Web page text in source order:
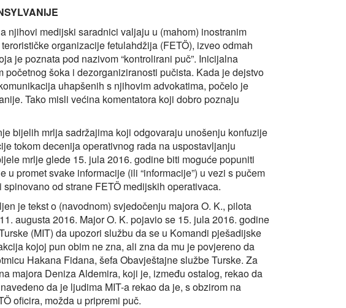
njihovi medijski saradnici valjaju u (mahom) inostranim
organizacije fetulahdžija (FETÖ), izveo odmah
je poznata pod nazivom “kontrolirani puč”. Inicijalna
šoka i dezorganiziranosti pučista. Kada je dejstvo
uhapšenih s njihovim advokatima, počelo je
Tako misli većina komentatora koji dobro poznaju
bijelih mrlja sadržajima koji odgovaraju unošenju konfuzije
tokom decenija operativnog rada na uspostavljanju
mrlje glede 15. jula 2016. godine biti moguće popuniti
promet svake informacije (ili “informacije”) u vezi s pučem
od strane FETÖ medijskih operativaca.
je tekst o (navodnom) svjedočenju majora O. K., pilota
augusta 2016. Major O. K. pojavio se 15. jula 2016. godine
(MIT) da upozori službu da se u Komandi pješadijske
kojoj pun obim ne zna, ali zna da mu je povjereno da
Hakana Fidana, šefa Obavještajne službe Turske. Za
majora Deniza Aldemira, koji je, između ostalog, rekao da
da je ljudima MIT-a rekao da je, s obzirom na
oficira, možda u pripremi puč.